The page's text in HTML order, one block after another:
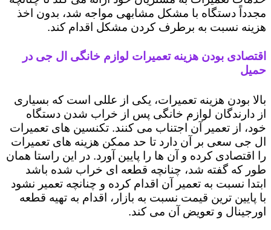
مجدداً دستگاه با مشکل مشابهی مواجه شد، بدون اخذ
هزینه نسبت به برطرف کردن مشکل اقدام کند.
اقتصادی بودن هزینه تعمیرات لوازم خانگی ال جی در
حمیل
بالا بودن هزینه تعمیرات، یکی از عللی است که بسیاری
از دارندگان لوازم خانگی پس از خراب شدن دستگاه
خود، از تعمیر آن اجتناب می کنند. تکنسین های تعمیرات
ال جی سعی بر آن دارد تا حد ممکن هزینه های تعمیرات
را اقتصادی کرده و آن ها را پایین آورد. در این راستا همان
طور که گفته شد، چنانچه قطعه ای خراب شده باشد
ابتدا نسبت به تعمیر آن اقدام کرده و چنانچه تعمیر نشود
با پایین ترین قیمت نسبت به بازار، اقدام به تهیه قطعه
اورجینال و تعویض آن می کند.